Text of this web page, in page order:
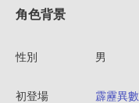
角色背景
性別 男
初登場 霹靂異數